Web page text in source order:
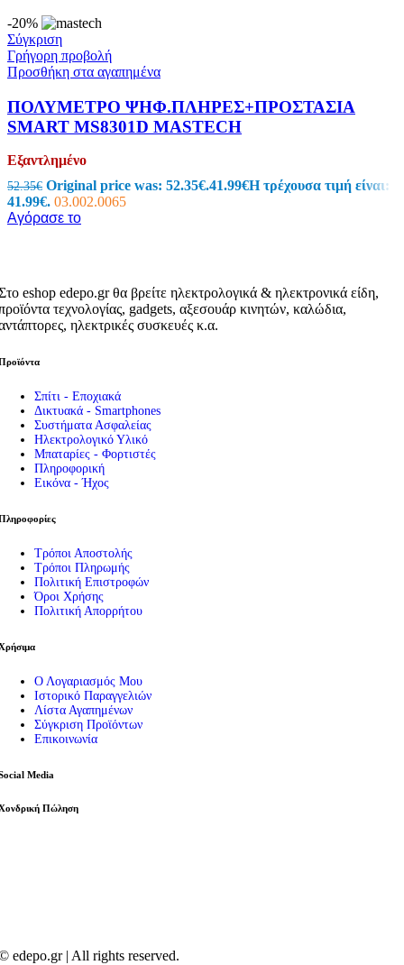
-20%
Σύγκριση
Γρήγορη προβολή
Προσθήκη στα αγαπημένα
ΠΟΛΥΜΕΤΡΟ ΨΗΦ.ΠΛΗΡΕΣ+ΠΡΟΣΤΑΣΙΑ
SMART MS8301D MASTECH
Εξαντλημένο
52.35€ Original price was: 52.35€.41.99€Η τρέχουσα τιμή είναι:
41.99€. 03.002.0065
Αγόρασε το
eshop edepo.gr θα βρείτε ηλεκτρολογικά & ηλεκτρονικά είδη,
τεχνολογίας, gadgets, αξεσουάρ κινητών, καλώδια,
ηλεκτρικές συσκευές κ.α.
Σπίτι - Εποχιακά
Δικτυακά - Smartphones
Συστήματα Ασφαλείας
Ηλεκτρολογικό Υλικό
Μπαταρίες - Φορτιστές
Πληροφορική
Εικόνα - Ήχος
Τρόποι Αποστολής
Τρόποι Πληρωμής
Πολιτική Επιστροφών
Όροι Χρήσης
Πολιτική Απορρήτου
Ο Λογαριασμός Μου
Ιστορικό Παραγγελιών
Λίστα Αγαπημένων
Σύγκριση Προϊόντων
Επικοινωνία
Media
Πώληση
edepo.gr | All rights reserved.